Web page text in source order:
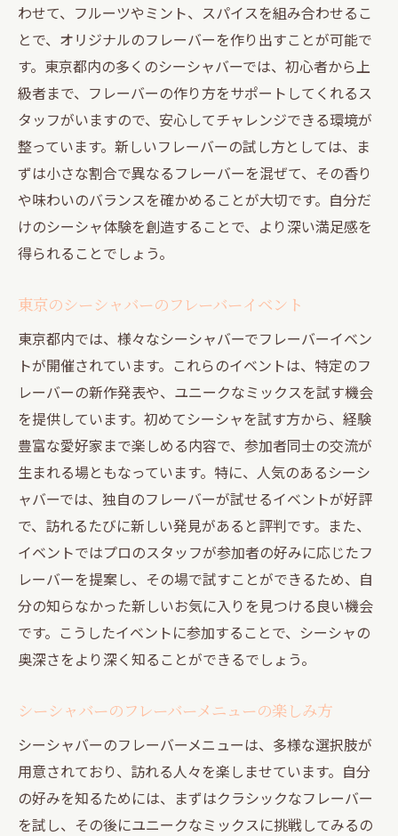
わせて、フルーツやミント、スパイスを組み合わせるこ
とで、オリジナルのフレーバーを作り出すことが可能で
す。東京都内の多くのシーシャバーでは、初心者から上
級者まで、フレーバーの作り方をサポートしてくれるス
タッフがいますので、安心してチャレンジできる環境が
整っています。新しいフレーバーの試し方としては、ま
ずは小さな割合で異なるフレーバーを混ぜて、その香り
や味わいのバランスを確かめることが大切です。自分だ
けのシーシャ体験を創造することで、より深い満足感を
得られることでしょう。
東京のシーシャバーのフレーバーイベント
東京都内では、様々なシーシャバーでフレーバーイベン
トが開催されています。これらのイベントは、特定のフ
レーバーの新作発表や、ユニークなミックスを試す機会
を提供しています。初めてシーシャを試す方から、経験
豊富な愛好家まで楽しめる内容で、参加者同士の交流が
生まれる場ともなっています。特に、人気のあるシーシ
ャバーでは、独自のフレーバーが試せるイベントが好評
で、訪れるたびに新しい発見があると評判です。また、
イベントではプロのスタッフが参加者の好みに応じたフ
レーバーを提案し、その場で試すことができるため、自
分の知らなかった新しいお気に入りを見つける良い機会
です。こうしたイベントに参加することで、シーシャの
奥深さをより深く知ることができるでしょう。
シーシャバーのフレーバーメニューの楽しみ方
シーシャバーのフレーバーメニューは、多様な選択肢が
用意されており、訪れる人々を楽しませています。自分
の好みを知るためには、まずはクラシックなフレーバー
を試し、その後にユニークなミックスに挑戦してみるの